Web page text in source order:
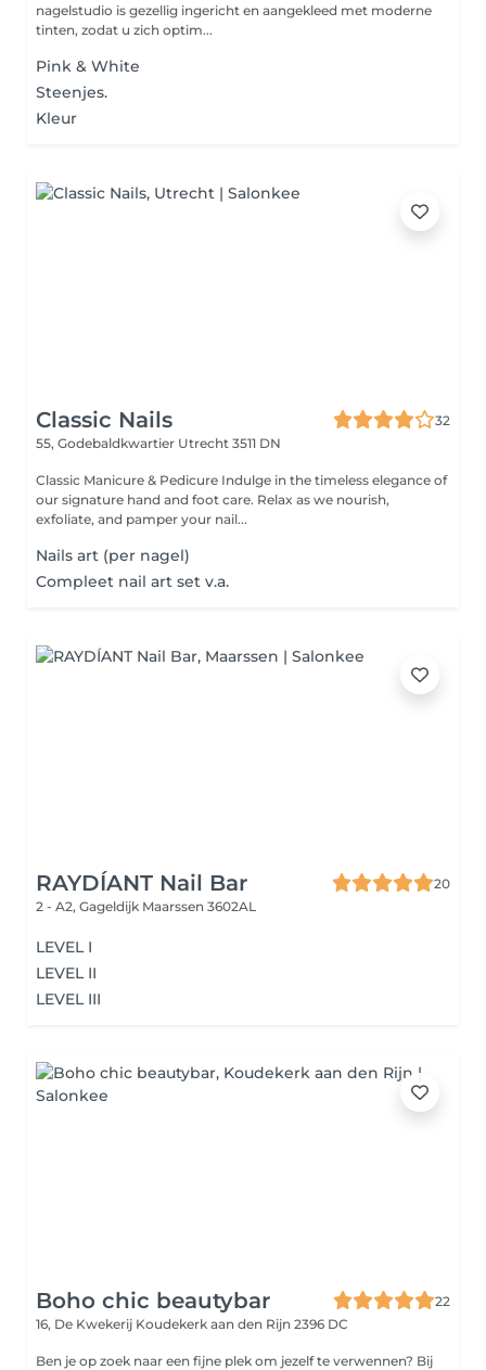
nagelstudio is gezellig ingericht en aangekleed met moderne
tinten, zodat u zich optim...
Pink & White
Steenjes.
Kleur
Classic Nails
32
55, Godebaldkwartier Utrecht 3511 DN
Classic Manicure & Pedicure Indulge in the timeless elegance of
our signature hand and foot care. Relax as we nourish,
exfoliate, and pamper your nail...
Nails art (per nagel)
Compleet nail art set v.a.
RAYDÍANT Nail Bar
20
2 - A2, Gageldijk Maarssen 3602AL
LEVEL I
LEVEL II
LEVEL III
Boho chic beautybar
22
16, De Kwekerij Koudekerk aan den Rijn 2396 DC
Ben je op zoek naar een fijne plek om jezelf te verwennen? Bij